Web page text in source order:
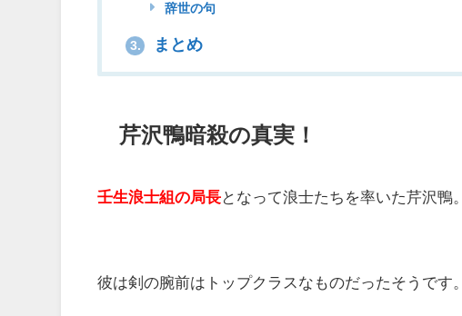
辞世の句
3. まとめ
芹沢鴨暗殺の真実！
壬生浪士組の局長となって浪士たちを率いた芹沢鴨。
彼は剣の腕前はトップクラスなものだったそうです。